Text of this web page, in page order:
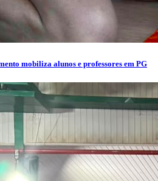
mobiliza alunos e professores em PG